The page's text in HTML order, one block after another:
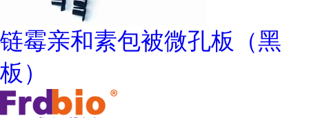
链霉亲和素包被微孔板（黑
板）